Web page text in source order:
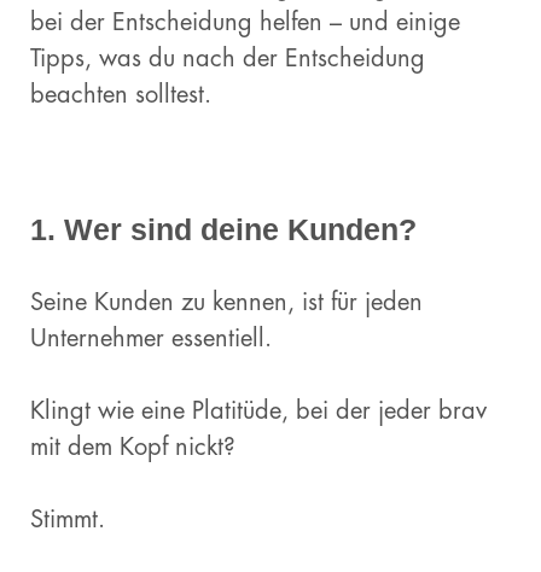
bei der Entscheidung helfen – und einige
Tipps, was du nach der Entscheidung
beachten solltest.
1. Wer sind deine Kunden?
Seine Kunden zu kennen, ist für jeden
Unternehmer essentiell.
Klingt wie eine Platitüde, bei der jeder brav
mit dem Kopf nickt?
Stimmt.